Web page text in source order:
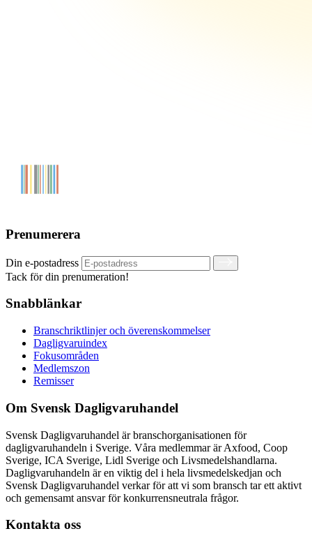
Prenumerera
Din e-postadress
Tack för din prenumeration!
Snabblänkar
Branschriktlinjer och överenskommelser
Dagligvaruindex
Fokusområden
Medlemszon
Remisser
Om Svensk Dagligvaruhandel
Svensk Dagligvaruhandel är branschorganisationen för
dagligvaruhandeln i Sverige. Våra medlemmar är Axfood, Coop
Sverige, ICA Sverige, Lidl Sverige och Livsmedelshandlarna.
Dagligvaruhandeln är en viktig del i hela livsmedelskedjan och
Svensk Dagligvaruhandel verkar för att vi som bransch tar ett aktivt
och gemensamt ansvar för konkurrensneutrala frågor.
Kontakta oss